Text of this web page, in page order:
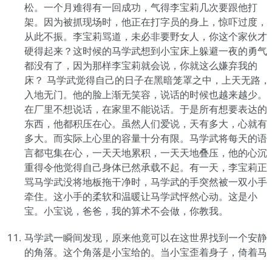
松。一个月难得有一回成功，气得李宝莉几次要跟他打
架。因为被抓现场时，他正在打字员的身上，惊吓过度，
从此不振。李宝莉骂道，未必非要野女人，你这个家伙才
硬得起来？这时候的马学武想到小宝床上躲避一夜的勇气
都没有了，因为那样李宝莉就会说，你就这么嫌弃我的
床？ 马学武觉得自己的日子在黑暗笼罩之中，上天无路，
入地无门。他的脸上渐无笑容，说话的时候也越来越少。
在厂里不想说话，在家里不能说话。于是所有想要表达的
东西，他都积压在心。虽然人们爱说，天有多大，心就有
多大。而实际上心里的容量十分有限。马学武将每天的语
言都屯集在心，一天天地累积，一天天地叠压，他的心沉
重得令他觉得自己身体已然承载不起。有一天，李宝莉正
骂马学武没将地板拖干净时，马学武的手突然被一双小手
牵住。这小手的柔软和温暖让马学武怦然心动。这是小
宝。小宝说，爸爸，我的算术不会做，你教我。
马学武一瞬间发现，原来他竟可以在这世界找到一个安静
的角落。这个角落是小宝给的。当小宝歪着身子，倚着马